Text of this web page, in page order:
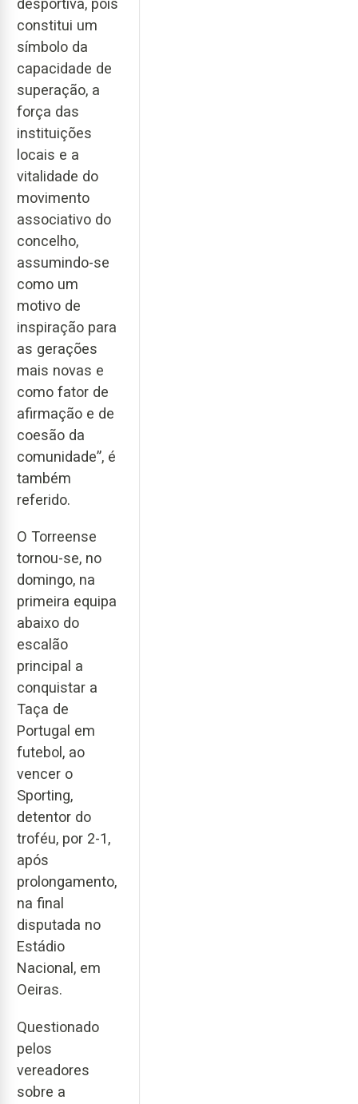
desportiva, pois
constitui um
símbolo da
capacidade de
superação, a
força das
instituições
locais e a
vitalidade do
movimento
associativo do
concelho,
assumindo-se
como um
motivo de
inspiração para
as gerações
mais novas e
como fator de
afirmação e de
coesão da
comunidade”, é
também
referido.
O Torreense
tornou-se, no
domingo, na
primeira equipa
abaixo do
escalão
principal a
conquistar a
Taça de
Portugal em
futebol, ao
vencer o
Sporting,
detentor do
troféu, por 2-1,
após
prolongamento,
na final
disputada no
Estádio
Nacional, em
Oeiras.
Questionado
pelos
vereadores
sobre a